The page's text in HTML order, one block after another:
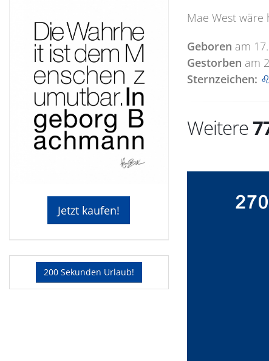
Jetzt kaufen!
200 Sekunden Urlaub!
Mae West wäre
Geboren am
Gestorben am
Sternzeichen:
Weitere